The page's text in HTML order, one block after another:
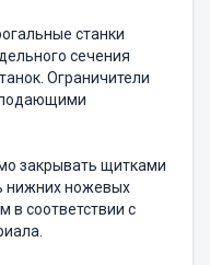
станки
сечения
Ограничители
подающими
закрывать щитками
нижних ножевых
соответствии с